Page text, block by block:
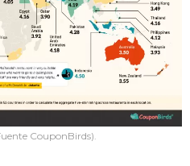
CouponBirds).